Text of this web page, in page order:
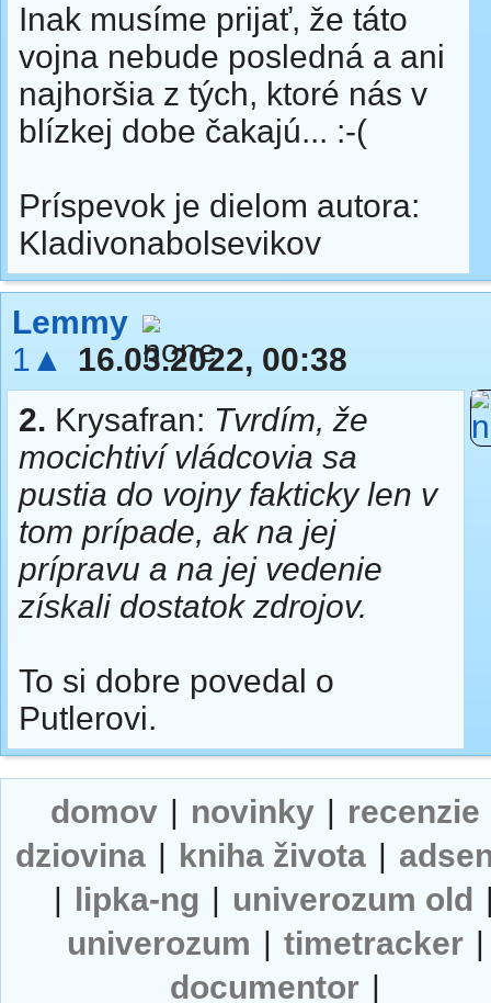
Inak musíme prijať, že táto
vojna nebude posledná a ani
najhoršia z tých, ktoré nás v
blízkej dobe čakajú... :-(
Príspevok je dielom autora:
Kladivonabolsevikov
Lemmy
1▲
16.03.2022, 00:38
2. Krysafran: Tvrdím, že
mocichtiví vládcovia sa
pustia do vojny fakticky len v
tom prípade, ak na jej
prípravu a na jej vedenie
získali dostatok zdrojov.
To si dobre povedal o
Putlerovi.
domov | novinky | recenzie
dziovina | kniha života |
| lipka-ng | univerozum old
univerozum | timetracker |
documentor |